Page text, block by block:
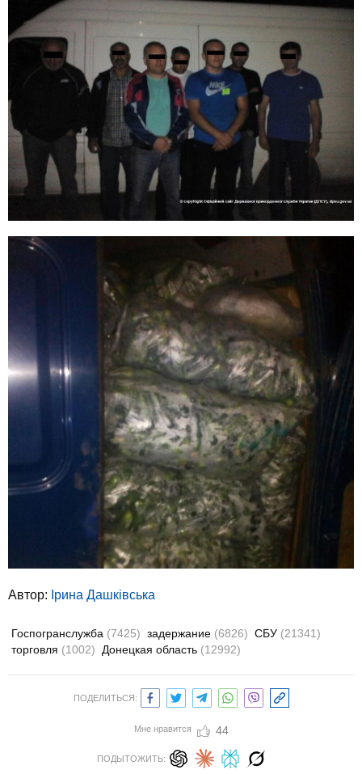
Автор: Ірина Дашківська
Госпогранслужба (7425) задержание (6826) СБУ (21341)
торговля (1002) Донецкая область (12992)
ПОДЕЛИТЬСЯ:
Мне нравится 44
ПОДЫТОЖИТЬ: